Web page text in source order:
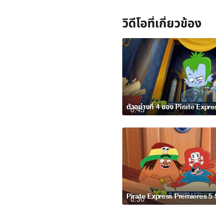
วิดีโอที่เกี่ยวข้อง
0:45
ตัวอย่างที่ 4 ของ Pirate
0:30